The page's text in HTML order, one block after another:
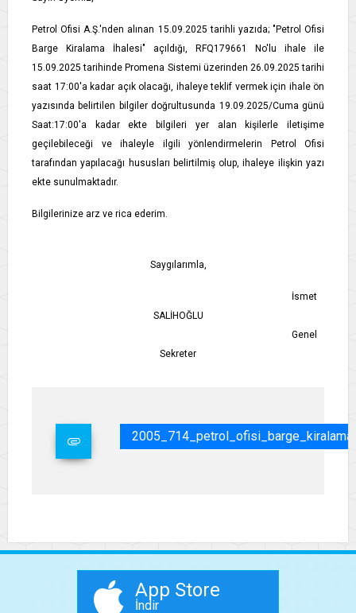
Petrol Ofisi A.Ş.'nden alınan 15.09.2025 tarihli yazıda; "Petrol Ofisi
Barge Kiralama İhalesi" açıldığı, RFQ179661 No'lu ihale ile
15.09.2025 tarihinde Promena Sistemi üzerinden 26.09.2025 tarihi
saat 17:00'a kadar açık olacağı, ihaleye teklif vermek için ihale ön
yazısında belirtilen bilgiler doğrultusunda 19.09.2025/Cuma günü
Saat:17:00'a kadar ekte bilgileri yer alan kişilerle iletişime
geçilebileceği ve ihaleyle ilgili yönlendirmelerin Petrol Ofisi
tarafından yapılacağı hususları belirtilmiş olup, ihaleye ilişkin yazı
ekte sunulmaktadır.
Bilgilerinize arz ve rica ederim.
Saygılarımla,
İsmet
SALİHOĞLU
Genel
Sekreter
App Store
İndir